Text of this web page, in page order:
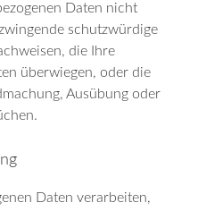
Daten nicht
schutzwürdige
die Ihre
überwiegen, oder die
Ausübung oder
Daten verarbeiten,